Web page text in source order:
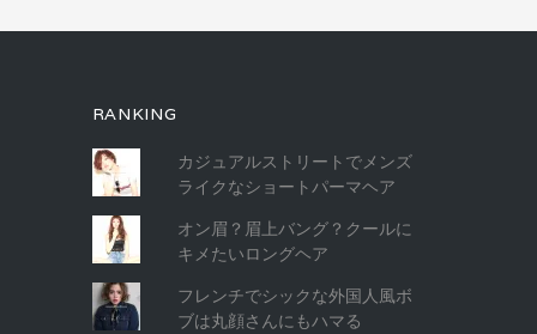
RANKING
カジュアルストリートでメンズ
ライクなショートパーマヘア
オン眉？眉上バング？クールに
キメたいロングヘア
フレンチでシックな外国人風ボ
ブは丸顔さんにもハマる